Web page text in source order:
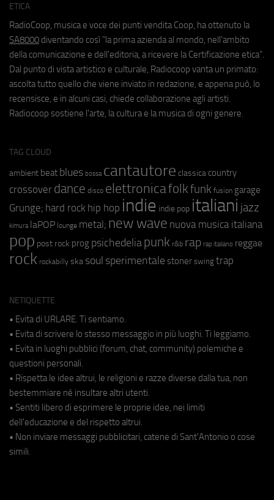
ETICA
RadioCoop, musica e voce dei punti vendita Coop, ha ottenuto la
SA8000 diventando così "la prima azienda al mondo, nell'ambito
della comunicazione e dell'editoria, a ricevere la Certificazione etica".
Dal punto di vista artistico e culturale, Radiocoop vanta un primato:
ascolta tutto quello che viene inviato in redazione, e appena può, lo
recensisce, e in alcuni casi, chiede collaborazione agli artisti.
Radiocoop sostiene l'arte, la cultura e la musica di ogni genere.
TAG CLOUD
ambient beat blues bossa cantautore classica country
crossover dance disco elettronicafolkfunk fusion garage
Grunge; hard rock hip hop indie indie pop italiani jazz
kimura laPOP lounge metal; new wave nuova musica italiana
pop post rock prog psichedeliapunk r&b rap rap italiano reggae
rock rockabilly ska soul sperimentale stoner swing trap
NETIQUETTE
• Evita di URLARE. Ti sentiamo.
• Evita di scrivere lo stesso messaggio in più luoghi. Ti leggiamo.
• Evita in luoghi pubblici (forum, chat, community) polemiche e
questioni personali.
• Rispetta le idee altrui, le religioni e razze diverse dalla tua, non
bestemmiare né insultare altri utenti.
• Sentiti libero di esprimere le proprie idee, nei limiti
dell'educazione e del rispetto altrui.
• Non inviare messaggi pubblicitari, catene di Sant'Antonio o cose
simili.